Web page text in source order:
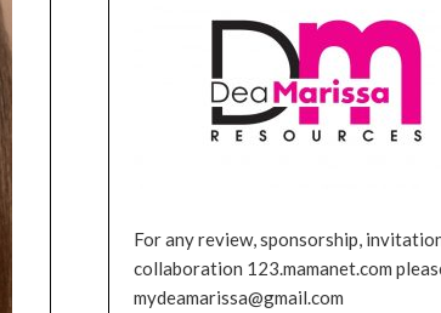
For any review, sponsorship,
collaboration 123.mamanet.com
mydeamarissa@gmail.com